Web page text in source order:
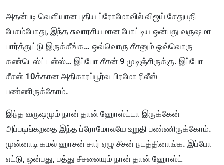
அதன்படி வெளியான புதிய ப்ரோமோவில் விஜய் சேதுபதி
பேசும்போது, இந்த சுவாரசியமான போட்டிய ஒன்பது வருஷமா
பார்த்துட்டு இருக்கீங்க… ஒவ்வொரு சீசனும் ஒவ்வொரு
கண்டெஸ்ட்டன்ஸ்… இப்போ சீசன் 9 முடிஞ்சிருக்கு. இப்போ
சீசன் 10க்கான அதிகாரப்பூர்வ பிரமோ ரிலீஸ்
பண்ணிருக்கோம்.
இந்த வருஷமும் நான் தான் ஹோஸ்ட்டா இருக்கேன்
அப்படிங்கறதை இந்த ப்ரோமோலயே உறுதி பண்ணிருக்கோம்.
முன்னாடி கமல் ஹாசன் சார் ஏழு சீசன் நடத்தினாங்க. இப்போ
எட்டு, ஒன்பது, பத்து சீசனையும் நான் தான் ஹோஸ்ட்